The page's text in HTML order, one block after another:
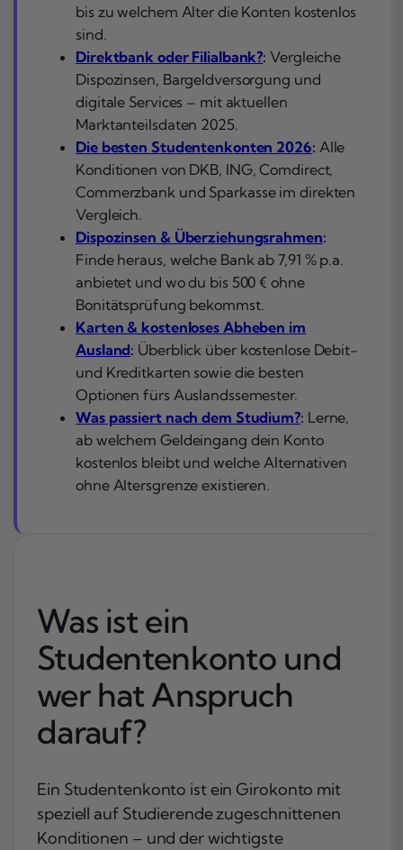
bis zu welchem Alter die Konten kostenlos
sind.
Direktbank oder Filialbank?: Vergleiche
Dispozinsen, Bargeldversorgung und
digitale Services – mit aktuellen
Marktanteilsdaten 2025.
Die besten Studentenkonten 2026: Alle
Konditionen von DKB, ING, Comdirect,
Commerzbank und Sparkasse im direkten
Vergleich.
Dispozinsen & Überziehungsrahmen:
Finde heraus, welche Bank ab 7,91 % p.a.
anbietet und wo du bis 500 € ohne
Bonitätsprüfung bekommst.
Karten & kostenloses Abheben im
Ausland: Überblick über kostenlose Debit-
und Kreditkarten sowie die besten
Optionen fürs Auslandssemester.
Was passiert nach dem Studium?: Lerne,
ab welchem Geldeingang dein Konto
kostenlos bleibt und welche Alternativen
ohne Altersgrenze existieren.
Was ist ein
Studentenkonto und
wer hat Anspruch
darauf?
Ein Studentenkonto ist ein Girokonto mit
speziell auf Studierende zugeschnittenen
Konditionen – und der wichtigste